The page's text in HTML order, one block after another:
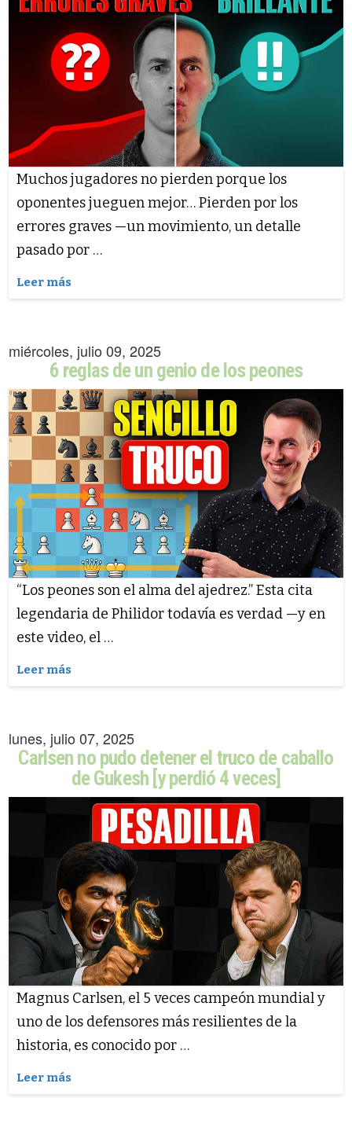
Muchos jugadores no pierden porque los
oponentes jueguen mejor… Pierden por los
errores graves —un movimiento, un detalle
pasado por …
Leer más
miércoles, julio 09, 2025
6 reglas de un genio de los peones
“Los peones son el alma del ajedrez.” Esta cita
legendaria de Philidor todavía es verdad —y en
este video, el …
Leer más
lunes, julio 07, 2025
Carlsen no pudo detener el truco de caballo
de Gukesh [y perdió 4 veces]
Magnus Carlsen, el 5 veces campeón mundial y
uno de los defensores más resilientes de la
historia, es conocido por …
Leer más